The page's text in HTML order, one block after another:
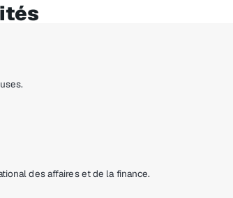
des affaires et de la finance.